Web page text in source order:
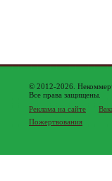
© 2012-2026.
Все права защищены.
Реклама на сайте
Пожертвования